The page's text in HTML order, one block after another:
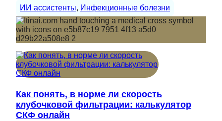
ИИ ассистенты, Инфекционные болезни
Как понять, в норме ли скорость
клубочковой фильтрации: калькулятор
СКФ онлайн